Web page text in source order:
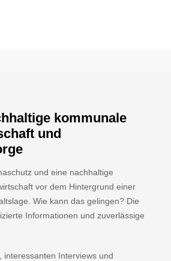
kommunale
und
und eine nachhaltige
vor dem Hintergrund einer
Wie kann das gelingen? Die
Informationen und zuverlässige
interessanten Interviews und